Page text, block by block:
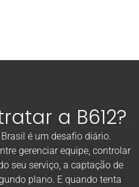
a B612?
é um desafio diário.
gerenciar equipe, controlar
seu serviço, a captação de
plano. E quando tenta